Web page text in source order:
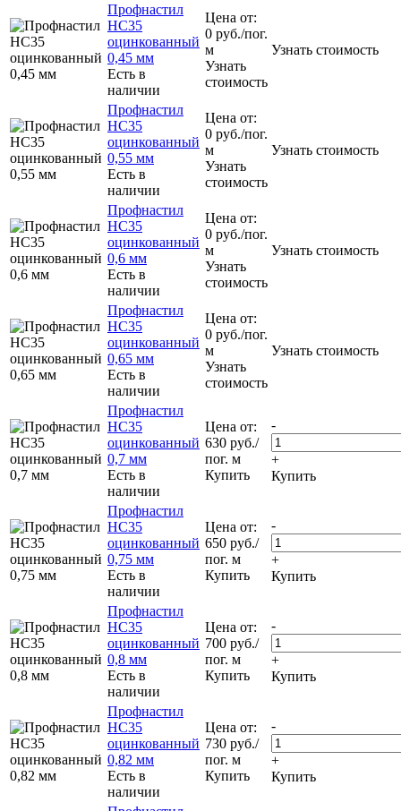
Профнастил
НС35
оцинкованный
0,45 мм
Есть в
наличии
Цена от:
0 руб./пог.
м
Узнать
стоимость
Узнать стоимость
Профнастил
НС35
оцинкованный
0,55 мм
Есть в
наличии
Цена от:
0 руб./пог.
м
Узнать
стоимость
Узнать стоимость
Профнастил
НС35
оцинкованный
0,6 мм
Есть в
наличии
Цена от:
0 руб./пог.
м
Узнать
стоимость
Узнать стоимость
Профнастил
НС35
оцинкованный
0,65 мм
Есть в
наличии
Цена от:
0 руб./пог.
м
Узнать
стоимость
Узнать стоимость
Профнастил
НС35
оцинкованный
0,7 мм
Есть в
наличии
Цена от:
630 руб./
пог. м
Купить
-
+
Купить
Профнастил
НС35
оцинкованный
0,75 мм
Есть в
наличии
Цена от:
650 руб./
пог. м
Купить
-
+
Купить
Профнастил
НС35
оцинкованный
0,8 мм
Есть в
наличии
Цена от:
700 руб./
пог. м
Купить
-
+
Купить
Профнастил
НС35
оцинкованный
0,82 мм
Есть в
наличии
Цена от:
730 руб./
пог. м
Купить
-
+
Купить